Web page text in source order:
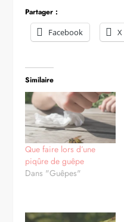
Partager :
Facebook
X
Similaire
Que faire lors d’une
piqûre de guêpe
Dans "Guêpes"